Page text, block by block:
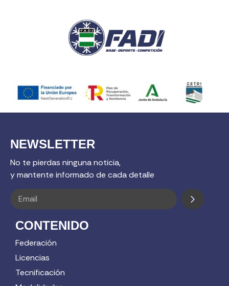
NEWSLETTER
No te pierdas ninguna noticia,
y mantente informado de cada detalle
CONTENIDO
Federación
Licencias
Tecnificación